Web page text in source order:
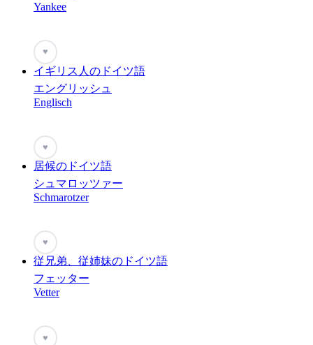
Yankee
♥
イギリス人のドイツ語
エングリッシュ
Englisch
♥
居候のドイツ語
シュマロッツァー
Schmarotzer
♥
従兄弟、従姉妹のドイツ語
フェッター
Vetter
♥